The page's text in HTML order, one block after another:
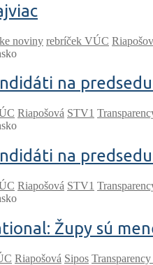
noviny rebríček VÚC
na
Riapošová STV1
na
Riapošová STV1
Župy sú
Riapošová Sipos